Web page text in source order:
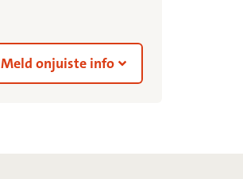
Meld onjuiste info